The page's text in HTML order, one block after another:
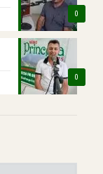
0
0